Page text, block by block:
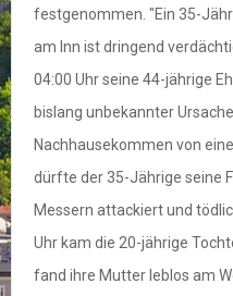
festgenommen. "Ein 35-
am Inn ist dringend
04:00 Uhr seine 44-jährige
bislang unbekannter
Nachhausekommen von
dürfte der 35-Jährige seine
Messern attackiert und
Uhr kam die 20-jährige
fand ihre Mutter leblos am